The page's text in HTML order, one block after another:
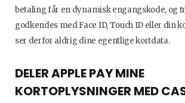
betaling får en dynamisk engangskode, og
godkendes med Face ID, Touch ID eller din
ser derfor aldrig dine egentlige kortdata.
DELER APPLE PAY MINE
KORTOPLYSNINGER MED